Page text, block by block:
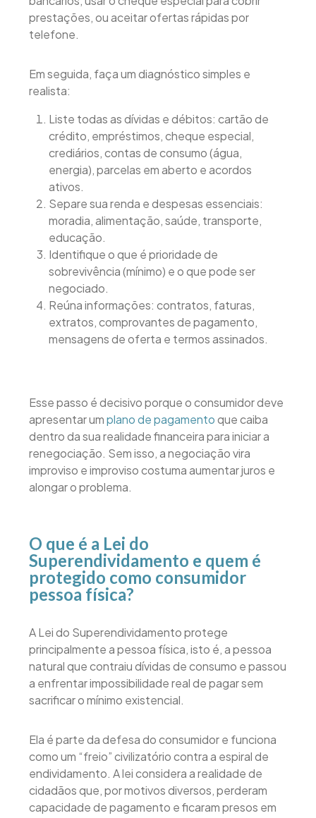
prestações, ou aceitar ofertas rápidas por
telefone.
Em seguida, faça um diagnóstico simples e
realista:
Liste todas as dívidas e débitos: cartão de
crédito, empréstimos, cheque especial,
crediários, contas de consumo (água,
energia), parcelas em aberto e acordos
ativos.
Separe sua renda e despesas essenciais:
moradia, alimentação, saúde, transporte,
educação.
Identifique o que é prioridade de
sobrevivência (mínimo) e o que pode ser
negociado.
Reúna informações: contratos, faturas,
extratos, comprovantes de pagamento,
mensagens de oferta e termos assinados.
Esse passo é decisivo porque o consumidor deve
apresentar umplano de pagamentoque caiba
dentro da sua realidade financeira para iniciar a
renegociação. Sem isso, a negociação vira
improviso e improviso costuma aumentar juros e
alongar o problema.
O que é a Lei do
Superendividamento e quem é
protegido como consumidor
pessoa física?
A Lei do Superendividamento protege
principalmente a pessoa física, isto é, a pessoa
natural que contraiu dívidas de consumo e passou
a enfrentar impossibilidade real de pagar sem
sacrificar o mínimo existencial.
Ela é parte da defesa do consumidor e funciona
como um “freio” civilizatório contra a espiral de
endividamento. A lei considera a realidade de
cidadãos que, por motivos diversos, perderam
capacidade de pagamento e ficaram presos em